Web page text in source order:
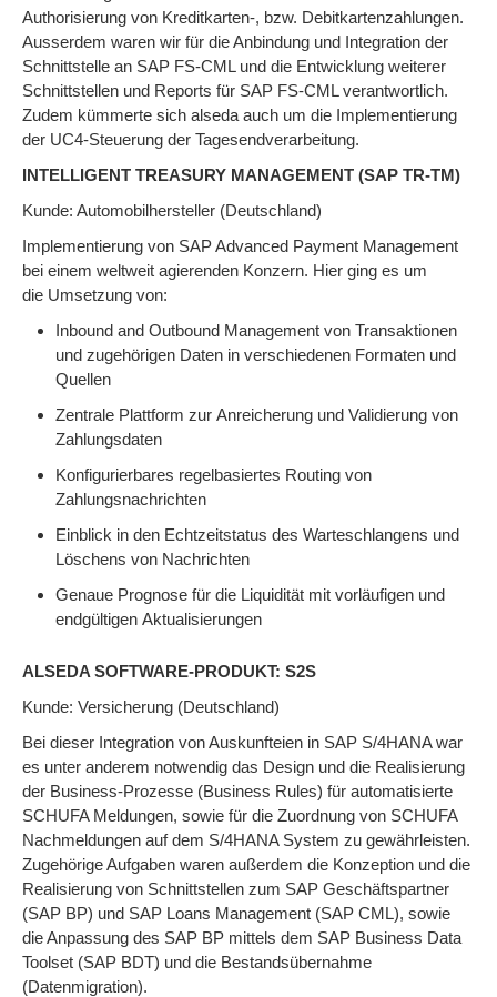
Authorisierung von Kreditkarten-, bzw. Debitkartenzahlungen.
Ausserdem waren wir für die Anbindung und Integration der
Schnittstelle an SAP FS-CML und die Entwicklung weiterer
Schnittstellen und Reports für SAP FS-CML verantwortlich.
Zudem kümmerte sich alseda auch um die Implementierung
der UC4-Steuerung der Tagesendverarbeitung.
INTELLIGENT TREASURY MANAGEMENT (SAP TR-TM)
Kunde: Automobilhersteller (Deutschland)
Implementierung von SAP Advanced Payment Management
bei einem weltweit agierenden Konzern. Hier ging es um
die Umsetzung von:
Inbound and Outbound Management von Transaktionen
und zugehörigen Daten in verschiedenen Formaten und
Quellen
Zentrale Plattform zur Anreicherung und Validierung von
Zahlungsdaten
Konfigurierbares regelbasiertes Routing von
Zahlungsnachrichten
Einblick in den Echtzeitstatus des Warteschlangens und
Löschens von Nachrichten
Genaue Prognose für die Liquidität mit vorläufigen und
endgültigen Aktualisierungen
ALSEDA SOFTWARE-PRODUKT: S2S
Kunde: Versicherung (Deutschland)
Bei dieser Integration von Auskunfteien in SAP S/4HANA war
es unter anderem notwendig das Design und die Realisierung
der Business-Prozesse (Business Rules) für automatisierte
SCHUFA Meldungen, sowie für die Zuordnung von SCHUFA
Nachmeldungen auf dem S/4HANA System zu gewährleisten.
Zugehörige Aufgaben waren außerdem die Konzeption und die
Realisierung von Schnittstellen zum SAP Geschäftspartner
(SAP BP) und SAP Loans Management (SAP CML), sowie
die Anpassung des SAP BP mittels dem SAP Business Data
Toolset (SAP BDT) und die Bestandsübernahme
(Datenmigration).